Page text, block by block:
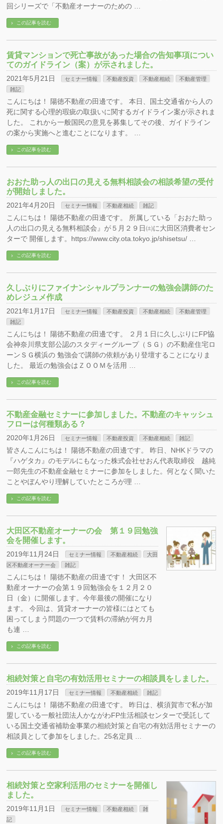
回シリーズで「不動産オーナーのための …
この記事を読む
賃貸マンションで死亡事故があった場合の告知事項につい
てのガイドライン（案）が示されました。
2021年5月21日 セミナー情報 不動産投資 不動産相続
不動産管理
雑記
こんにちは！ 陽徳不動産の田邊です。 本日、国土交通省から人の
死に関する心理的瑕疵の取扱いに関するガイドライン案が示されま
した。 これから一般国民の意見を募集してその後、ガイドライン
の案から実施へと進むことになります。 …
この記事を読む
おおた助っ人の出口の見える無料相談会の相談希望の受付
が開始しました。
2021年4月20日 セミナー情報 不動産相続 雑記
こんにちは！ 陽徳不動産の田邊です。 所属している「おおた助っ
人の出口の見える無料相談会』が５月２９日㈯に大田区消費者セン
ターで 開催します。https://www.city.ota.tokyo.jp/shisetsu/ …
この記事を読む
久しぶりにファイナンシャルプランナーの勉強会講師のた
めレジュメ作成
2021年1月17日 セミナー情報 不動産投資 不動産相続
不動産管理
雑記
こんにちは！ 陽徳不動産の田邊です。 ２月１日に久しぶりにFP協
会神奈川県支部公認のスタディーグループ（ＳＧ）の不動産住宅ロ
ーンＳＧ横浜の 勉強会で講師の依頼があり登壇することになりま
した。 最近の勉強会はＺＯＯＭを活用 …
この記事を読む
不動産金融セミナーに参加しました。不動産のキャッシュ
フローは何種類ある？
2020年1月26日 セミナー情報 不動産投資 不動産相続 雑記
皆さんこんにちは！ 陽徳不動産の田邊です。 昨日、NHKドラマの
『ハゲタカ』のモデルにもなった株式会社せおん代表取締役 越純
一郎先生の不動産金融セミナーに参加をしました。何となく聞いた
ことやぼんやり理解していたところが理 …
この記事を読む
大田区不動産オーナーの会 第１９回勉強
会を開催します。
2019年11月24日 セミナー情報 不動産相続
大田
区不動産オーナー会
雑記
こんにちは！ 陽徳不動産の田邊です！ 大田区不
動産オーナーの会第１９回勉強会を１２月２０
日（金）に開催します。今年最後の開催になり
ます。 今回は、賃貸オーナーの皆様にはとても
困ってしまう問題の一つで賃料の滞納が何カ月
も連 …
この記事を読む
相続対策と自宅の有効活用セミナーの相談員をしました。
2019年11月17日 セミナー情報 不動産相続 雑記
こんにちは！ 陽徳不動産の田邊です。 昨日は、横須賀市で私が加
盟している一般社団法人かながわFP生活相談センターで受託して
いる国土交通省補助金事業の相続対策と自宅の有効活用セミナーの
相談員として参加をしました。25名定員 …
この記事を読む
相続対策と空家利活用のセミナーを開催し
ました。
2019年11月1日 セミナー情報 不動産相続
雑
記